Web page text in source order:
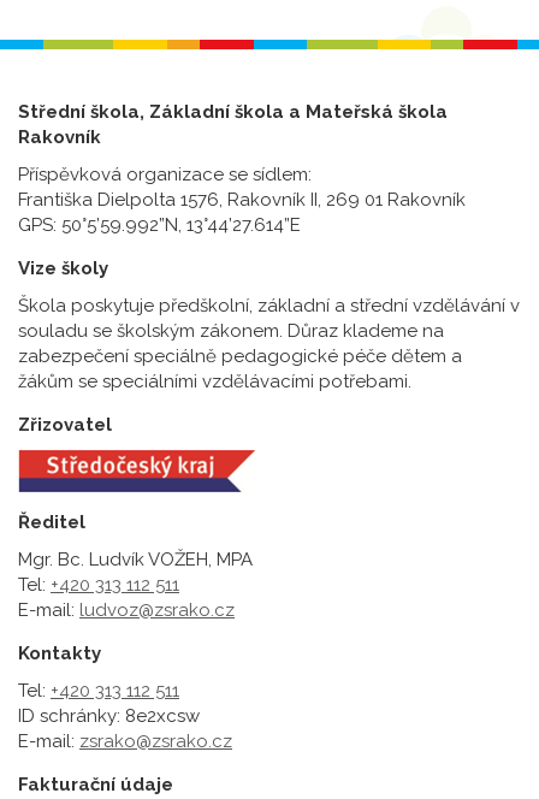
Střední škola, Základní škola a Mateřská škola
Rakovník
Příspěvková organizace se sídlem:
Františka Dielpolta 1576, Rakovník II, 269 01 Rakovník
GPS: 50°5’59.992”N, 13°44’27.614”E
Vize školy
Škola poskytuje předškolní, základní a střední vzdělávání v
souladu se školským zákonem. Důraz klademe na
zabezpečení speciálně pedagogické péče dětem a
žákům se speciálními vzdělávacími potřebami.
Zřizovatel
Ředitel
Mgr. Bc. Ludvík VOŽEH, MPA
Tel: +420 313 112 511
E-mail: ludvoz@zsrako.cz
Kontakty
Tel: +420 313 112 511
ID schránky: 8e2xcsw
E-mail: zsrako@zsrako.cz
Fakturační údaje